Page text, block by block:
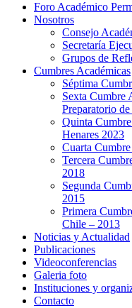
Foro Académico
Nosotros
Consejo
Secretaría
Grupos de
Cumbres Académicas
Séptima
Sexta Cumbre
Preparatorio
Quinta
Henares 2023
Cuarta
Tercera
2018
Segunda
2015
Primera
Chile – 2013
Noticias y Actualidad
Publicaciones
Videoconferencias
Galeria foto
Instituciones y
Contacto